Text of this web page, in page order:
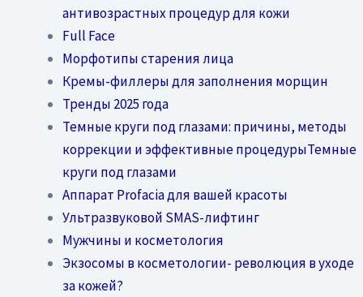
антивозрастных процедур для кожи
Full Face
Морфотипы старения лица
Кремы-филлеры для заполнения морщин
Тренды 2025 года
Темные круги под глазами: причины, методы
коррекции и эффективные процедурыТемные
круги под глазами
Аппарат Profacia для вашей красоты
Ультразвуковой SMAS-лифтинг
Мужчины и косметология
Экзосомы в косметологии- революция в уходе
за кожей?